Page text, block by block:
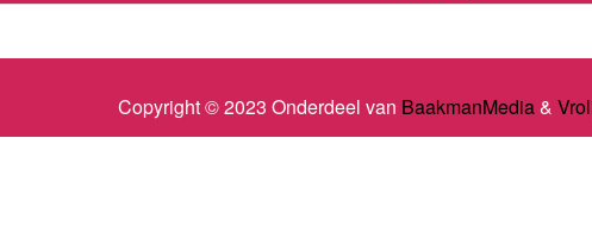
Copyright © 2023 Onderdeel van BaakmanMedia&